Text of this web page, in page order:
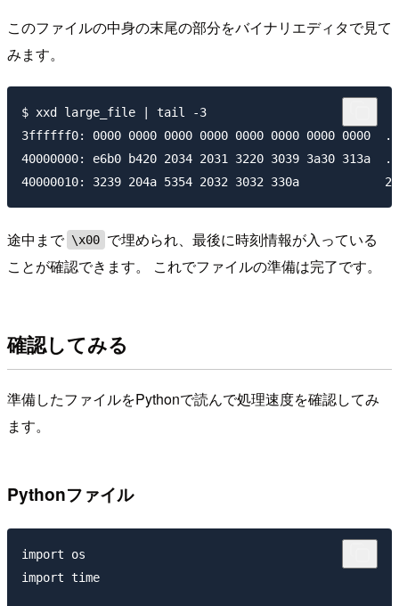
このファイルの中身の末尾の部分をバイナリエディタで見て
みます。
$ xxd large_file | tail -3
3ffffff0: 0000 0000 0000 0000 0000 0000 0000
40000000: e6b0 b420 2034 2031 3220 3039 3a30 313a
途中まで \x00 で埋められ、最後に時刻情報が入っている
ことが確認できます。 これでファイルの準備は完了です。
確認してみる
準備したファイルをPythonで読んで処理速度を確認してみ
ます。
Pythonファイル
import os
import time